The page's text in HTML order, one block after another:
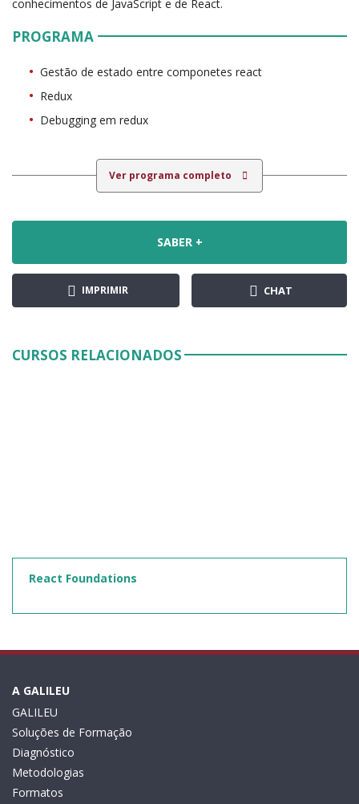
conhecimentos de JavaScript e de React.
PROGRAMA
Gestão de estado entre componetes react
Redux
Debugging em redux
Ver programa completo
SABER +
IMPRIMIR CHAT
CURSOS RELACIONADOS
React Foundations
A GALILEU
GALILEU
Soluções de Formação
Diagnóstico
Metodologias
Formatos